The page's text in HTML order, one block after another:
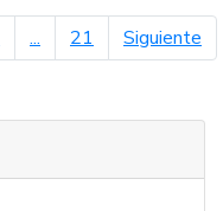
... 21 Siguiente